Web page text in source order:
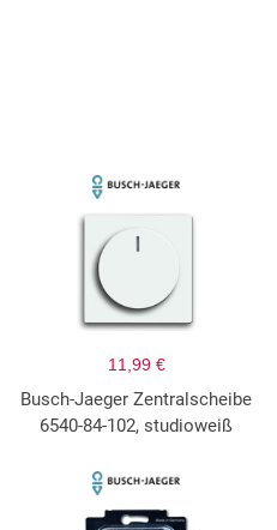
11,99 €
Busch-Jaeger Zentralscheibe
6540-84-102, studioweiß